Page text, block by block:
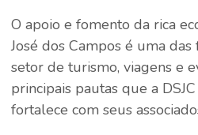
O apoio e fomento da rica
José dos Campos é uma
setor de turismo, viagens e
principais pautas que a
fortalece com seus